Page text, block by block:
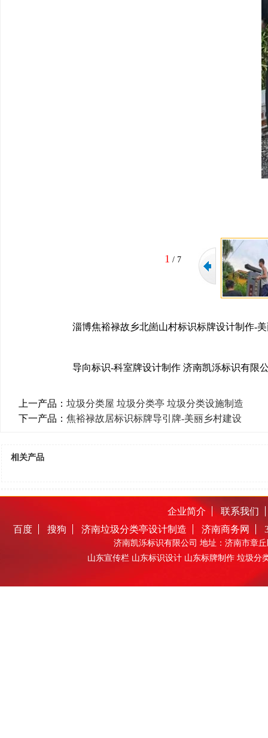
1 / 7
淄博焦裕禄故乡北崮山村标识标牌设计制作-
导向标识-科室牌设计制作 济南凯泺标识有限
上一产品： 垃圾分类屋 垃圾分类亭 垃圾分类设施制造
下一产品： 焦裕禄故居标识标牌导引牌-美丽乡村建设
相关产品
企业简介
联系我们
百度
搜狗 济南垃圾分类亭设计制造 济南商务网
济南凯泺标识有限公司 地址：济南市章
山东宣传栏 山东标识设计 山东标牌制作 垃圾